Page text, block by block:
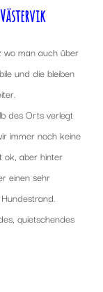
wo man auch über
und die bleiben
des Orts verlegt
immer noch keine
ok, aber hinter
einen sehr
quietschendes